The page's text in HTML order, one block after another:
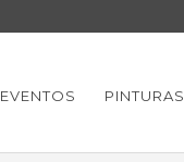
EVENTOS PINTURAS